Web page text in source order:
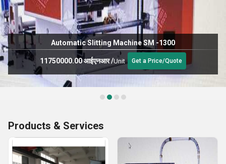
Automatic Slitting Machine SM -1300
11750000.00 आईएनआर/Unit Get a Price/Quote
Products & Services